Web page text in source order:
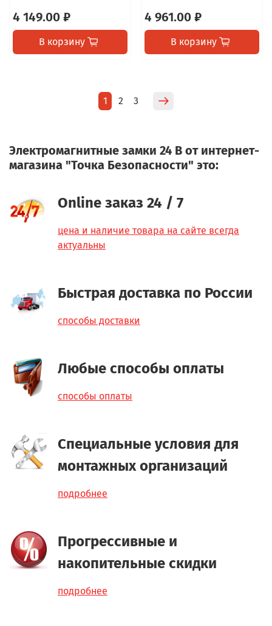
4 149.00 ₽
В корзину
4 961.00 ₽
В корзину
1 2 3
Электромагнитные замки 24 В от интернет-
магазина "Точка Безопасности" это:
Online заказ 24 / 7
цена и наличие товара на сайте всегда
актуальны
Быстрая доставка по России
способы доставки
Любые способы оплаты
способы оплаты
Специальные условия для
монтажных организаций
подробнее
Прогрессивные и
накопительные скидки
подробнее